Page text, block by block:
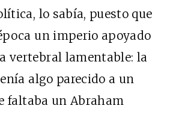
lo sabía, puesto que
un imperio apoyado
vertebral lamentable: la
algo parecido a un
faltaba un Abraham